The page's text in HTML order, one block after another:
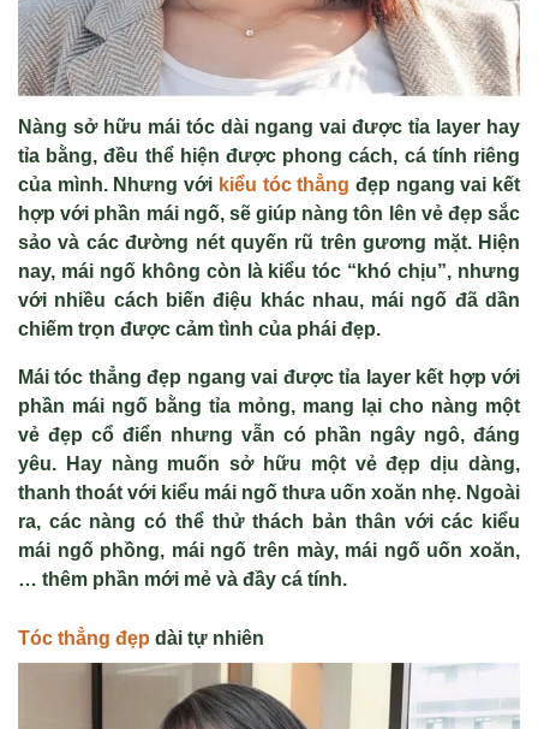
Nàng sở hữu mái tóc dài ngang vai được tỉa layer hay
tỉa bằng, đều thể hiện được phong cách, cá tính riêng
của mình. Nhưng với kiểu tóc thẳng đẹp ngang vai kết
hợp với phần mái ngố, sẽ giúp nàng tôn lên vẻ đẹp sắc
sảo và các đường nét quyến rũ trên gương mặt. Hiện
nay, mái ngố không còn là kiểu tóc “khó chịu”, nhưng
với nhiều cách biến điệu khác nhau, mái ngố đã dần
chiếm trọn được cảm tình của phái đẹp.
Mái tóc thẳng đẹp ngang vai được tỉa layer kết hợp với
phần mái ngố bằng tỉa mỏng, mang lại cho nàng một
vẻ đẹp cổ điển nhưng vẫn có phần ngây ngô, đáng
yêu. Hay nàng muốn sở hữu một vẻ đẹp dịu dàng,
thanh thoát với kiểu mái ngố thưa uốn xoăn nhẹ. Ngoài
ra, các nàng có thể thử thách bản thân với các kiểu
mái ngố phồng, mái ngố trên mày, mái ngố uốn xoăn,
… thêm phần mới mẻ và đầy cá tính.
Tóc thẳng đẹp dài tự nhiên